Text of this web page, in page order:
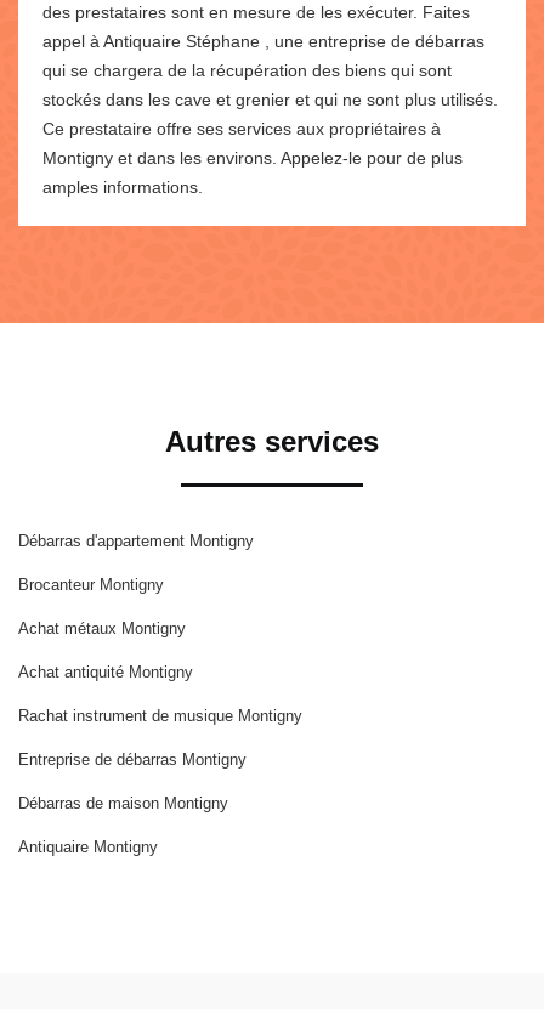
des prestataires sont en mesure de les exécuter. Faites
appel à Antiquaire Stéphane , une entreprise de débarras
qui se chargera de la récupération des biens qui sont
stockés dans les cave et grenier et qui ne sont plus utilisés.
Ce prestataire offre ses services aux propriétaires à
Montigny et dans les environs. Appelez-le pour de plus
amples informations.
Autres services
Débarras d'appartement Montigny
Brocanteur Montigny
Achat métaux Montigny
Achat antiquité Montigny
Rachat instrument de musique Montigny
Entreprise de débarras Montigny
Débarras de maison Montigny
Antiquaire Montigny